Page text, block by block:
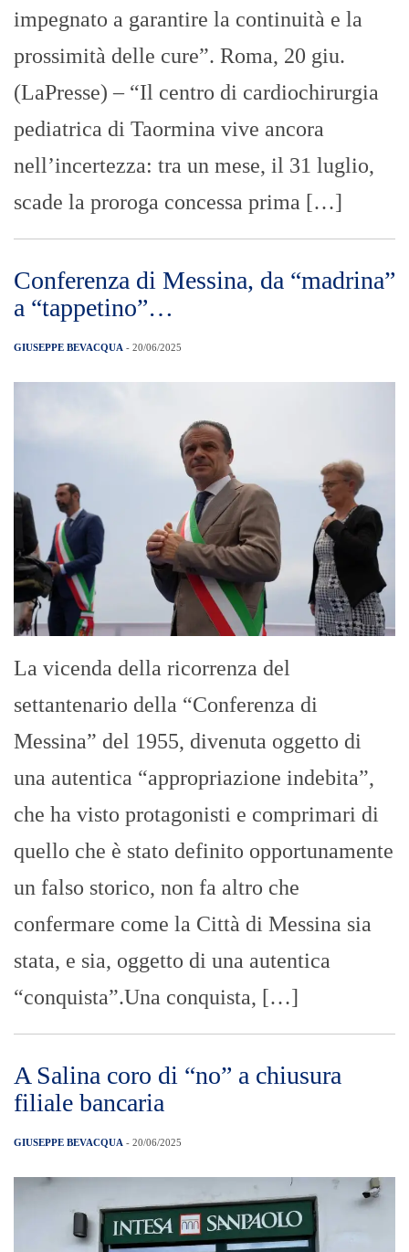
impegnato a garantire la continuità e la
prossimità delle cure”. Roma, 20 giu.
(LaPresse) – “Il centro di cardiochirurgia
pediatrica di Taormina vive ancora
nell’incertezza: tra un mese, il 31 luglio,
scade la proroga concessa prima […]
Conferenza di Messina, da “madrina”
a “tappetino”…
GIUSEPPE BEVACQUA - 20/06/2025
La vicenda della ricorrenza del
settantenario della “Conferenza di
Messina” del 1955, divenuta oggetto di
una autentica “appropriazione indebita”,
che ha visto protagonisti e comprimari di
quello che è stato definito opportunamente
un falso storico, non fa altro che
confermare come la Città di Messina sia
stata, e sia, oggetto di una autentica
“conquista”.Una conquista, […]
A Salina coro di “no” a chiusura
filiale bancaria
GIUSEPPE BEVACQUA - 20/06/2025